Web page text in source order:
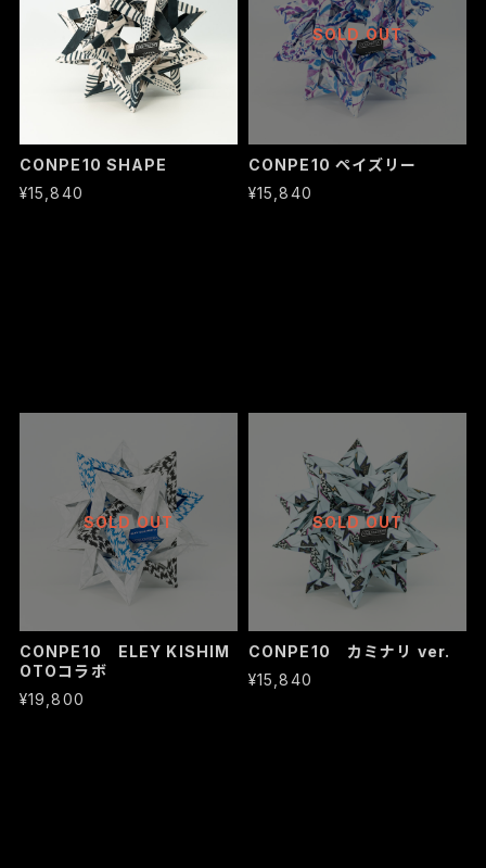
CONPE10 SHAPE
¥15,840
SOLD OUT
CONPE10 ペイズリー
¥15,840
SOLD OUT
CONPE10 ELEY KISHIM
OTOコラボ
¥19,800
SOLD OUT
CONPE10 カミナリ ver.
¥15,840